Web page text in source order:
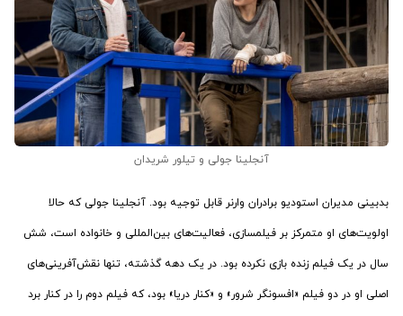
آنجلینا جولی و تیلور شریدان
بدبینی مدیران استودیو برادران وارنر قابل توجیه بود. آنجلینا جولی که حالا
اولویت‌های او متمرکز بر فیلمسازی، فعالیت‌های بین‌المللی و خانواده است، شش
سال در یک فیلم زنده بازی نکرده بود. در یک دهه گذشته، تنها نقش‌آفرینی‌های
اصلی او در دو فیلم «افسونگر شرور» و «کنار دریا» بود، که فیلم دوم را در کنار برد